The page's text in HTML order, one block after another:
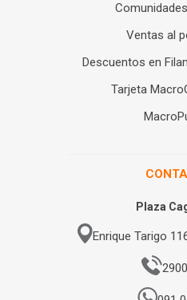
Ventas al
Descuentos en
Tarjeta
Plaza
Enrique Tarigo